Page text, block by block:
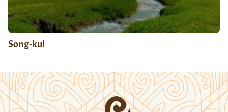
Song-kul